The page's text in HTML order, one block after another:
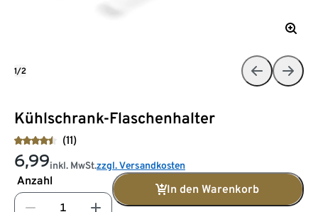
Kühlschrank-Flaschenhalter
(11)
6,99inkl. MwSt.zzgl. Versandkosten
Anzahl
In den Warenkorb
1/2